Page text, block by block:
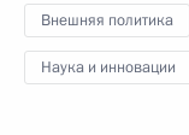
Внешняя политика
Наука и инновации